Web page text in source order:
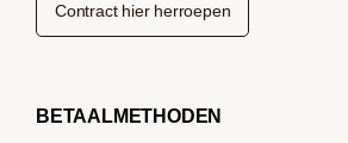
Contract hier herroepen
BETAALMETHODEN